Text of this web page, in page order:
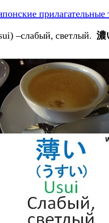
–слабый, светлый. 濃